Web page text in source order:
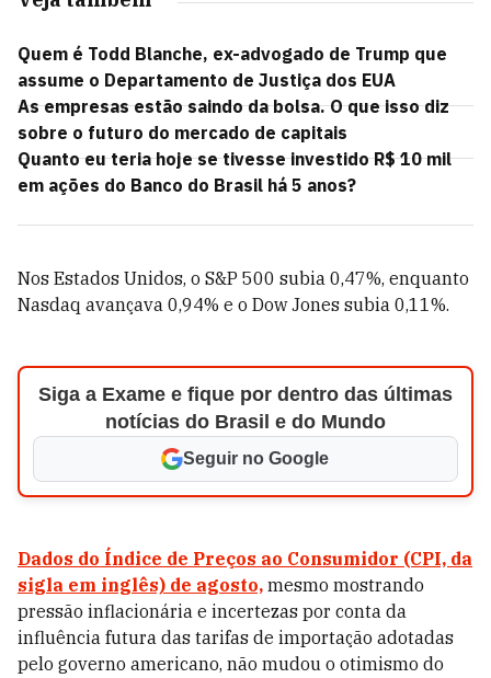
Quem é Todd Blanche, ex-advogado de Trump que
assume o Departamento de Justiça dos EUA
As empresas estão saindo da bolsa. O que isso diz
sobre o futuro do mercado de capitais
Quanto eu teria hoje se tivesse investido R$ 10 mil
em ações do Banco do Brasil há 5 anos?
Nos Estados Unidos, o S&P 500 subia 0,47%, enquanto
Nasdaq avançava 0,94% e o Dow Jones subia 0,11%.
Siga a Exame e fique por dentro das últimas
notícias do Brasil e do Mundo
Seguir no Google
Dados do Índice de Preços ao Consumidor (CPI, da
sigla em inglês) de agosto, mesmo mostrando
pressão inflacionária e incertezas por conta da
influência futura das tarifas de importação adotadas
pelo governo americano, não mudou o otimismo do